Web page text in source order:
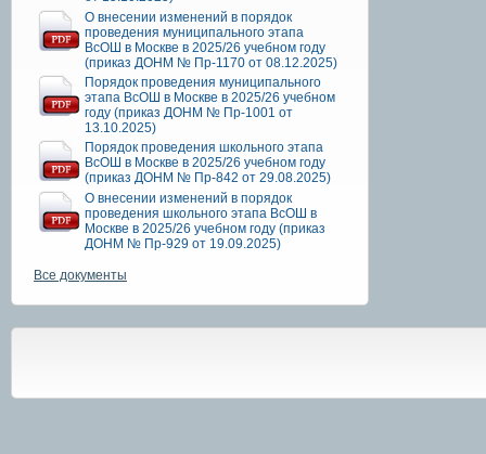
О внесении изменений в порядок
проведения муниципального этапа
ВсОШ в Москве в 2025/26 учебном году
(приказ ДОНМ № Пр-1170 от 08.12.2025)
Порядок проведения муниципального
этапа ВсОШ в Москве в 2025/26 учебном
году (приказ ДОНМ № Пр-1001 от
13.10.2025)
Порядок проведения школьного этапа
ВсОШ в Москве в 2025/26 учебном году
(приказ ДОНМ № Пр-842 от 29.08.2025)
О внесении изменений в порядок
проведения школьного этапа ВсОШ в
Москве в 2025/26 учебном году (приказ
ДОНМ № Пр-929 от 19.09.2025)
Все документы